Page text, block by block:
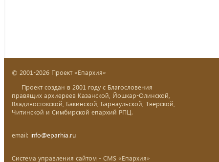
© 2001-2026 Проект «Епархия»
Проект создан в 2001 году с Благословения
правящих архиереев Казанской, Йошкар-Олинской,
Владивостокской, Бакинской, Барнаульской, Тверской,
Читинской и Симбирской епархий РПЦ.
email: info@eparhia.ru
Система управления сайтом - CMS «Епархия»